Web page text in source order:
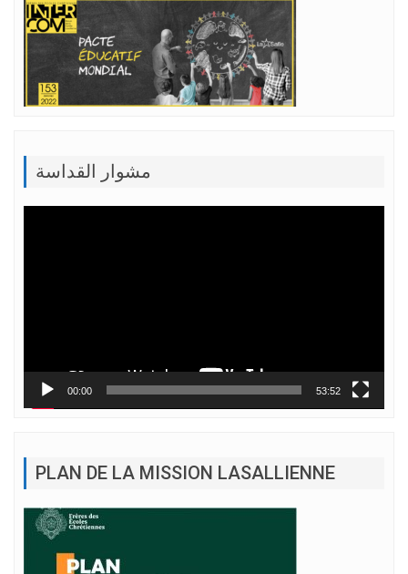
مشوار القداسة
00:00 53:52
PLAN DE LA MISSION LASALLIENNE